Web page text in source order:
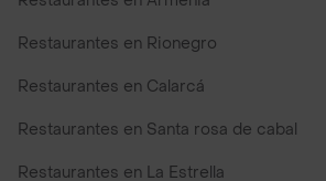
Restaurantes en Rionegro
Restaurantes en Calarcá
Restaurantes en Santa rosa de cabal
Restaurantes en La Estrella